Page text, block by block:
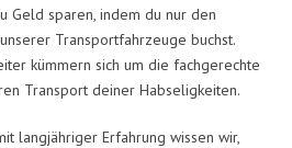
Geld sparen, indem du nur den
Transportfahrzeuge buchst.
kümmern sich um die fachgerechte
Transport deiner Habseligkeiten.
langjähriger Erfahrung wissen wir,